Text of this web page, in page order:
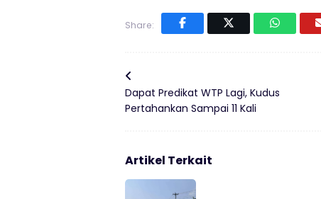
Share:
Dapat Predikat WTP Lagi, Kudus
Pertahankan Sampai 11 Kali
Artikel Terkait